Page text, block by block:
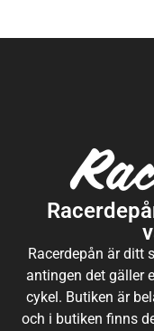
Racerdepån är ditt
antingen det gäller
cykel. Butiken är
och i butiken finns